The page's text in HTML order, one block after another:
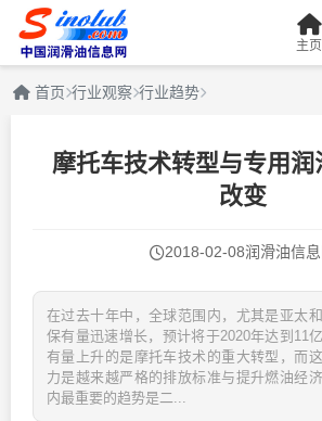
主页
首页 行业观察 行业趋势
摩托车技术转型与专用
改变
2018-02-08润滑油信息
在过去十年中，全球范围内，尤其是亚太
保有量迅速增长，预计将于2020年达到11
有量上升的是摩托车技术的重大转型，而
力是越来越严格的排放标准与提升燃油经
内最重要的趋势是二...